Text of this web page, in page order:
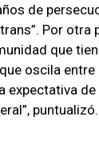
de
Por otra
que
oscila
expectativa
puntualizó.